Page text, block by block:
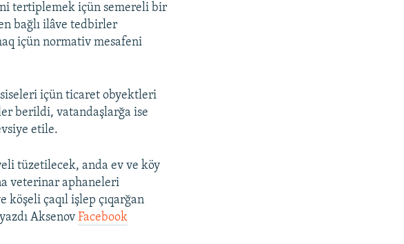
tertiplemek içün semereli bir
bağlı ilâve tedbirler
içün normativ mesafeni
içün ticaret obyektleri
berildi, vatandaşlarğa ise
etile.
tüzetilecek, anda ev ve köy
veterinar aphaneleri
köşeli çaqıl işlep çıqarğan
AksenovFacebook